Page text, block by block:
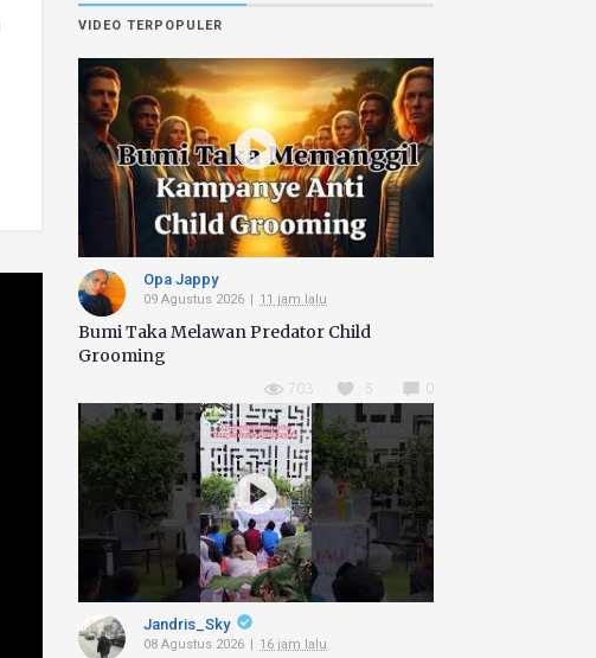
VIDEO TERPOPULER
Opa Jappy
09 Agustus 2026 11 jam lalu
Bumi Taka Melawan Predator Child
Grooming
703 5 0
Jandris_Sky
08 Agustus 2026 16 jam lalu